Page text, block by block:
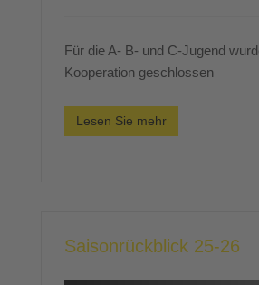
Für die A- B- und C-Jugend
Kooperation geschlossen
Lesen Sie mehr
Saisonrückblick 25-26